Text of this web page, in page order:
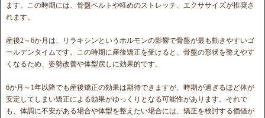
ます。この時期には、骨盤ベルトや軽めのストレッチ、エクササイズが推奨さ
れます。
産後2～6か月は、リラキシンというホルモンの影響で骨盤が最も動きやすいゴ
ールデンタイムです。この時期に産後矯正を受けると、骨盤の形状を整えやす
くなるため、姿勢改善や体型戻しに効果的です。
6か月～1年以降でも産後矯正の効果は期待できますが、時期が過ぎるほど体が
安定してしまい矯正による効果がゆっくりとなる可能性があります。それで
も、体調に不安がある場合や体型を整えたい場合には、矯正を検討する価値が